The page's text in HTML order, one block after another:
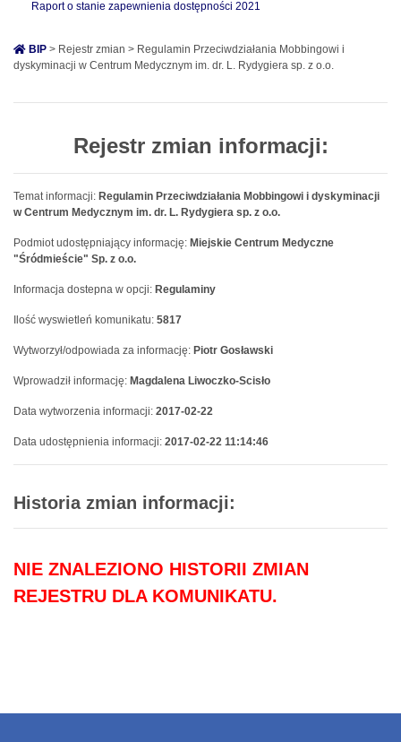
Raport o stanie zapewnienia dostępności 2021
BIP > Rejestr zmian > Regulamin Przeciwdziałania Mobbingowi i
dyskyminacji w Centrum Medycznym im. dr. L. Rydygiera sp. z o.o.
Rejestr zmian informacji:
Temat informacji: Regulamin Przeciwdziałania Mobbingowi i dyskyminacji
w Centrum Medycznym im. dr. L. Rydygiera sp. z o.o.
Podmiot udostępniający informację: Miejskie Centrum Medyczne
"Śródmieście" Sp. z o.o.
Informacja dostepna w opcji: Regulaminy
Ilość wyswietleń komunikatu: 5817
Wytworzył/odpowiada za informację: Piotr Gosławski
Wprowadził informację: Magdalena Liwoczko-Scisło
Data wytworzenia informacji: 2017-02-22
Data udostępnienia informacji: 2017-02-22 11:14:46
Historia zmian informacji:
NIE ZNALEZIONO HISTORII ZMIAN
REJESTRU DLA KOMUNIKATU.